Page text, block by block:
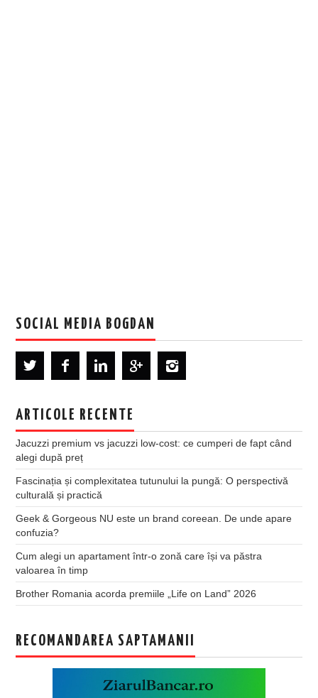
SOCIAL MEDIA BOGDAN
ARTICOLE RECENTE
Jacuzzi premium vs jacuzzi low-cost: ce cumperi de fapt când
alegi după preț
Fascinația și complexitatea tutunului la pungă: O perspectivă
culturală și practică
Geek & Gorgeous NU este un brand coreean. De unde apare
confuzia?
Cum alegi un apartament într-o zonă care își va păstra
valoarea în timp
Brother Romania acorda premiile „Life on Land” 2026
RECOMANDAREA SAPTAMANII